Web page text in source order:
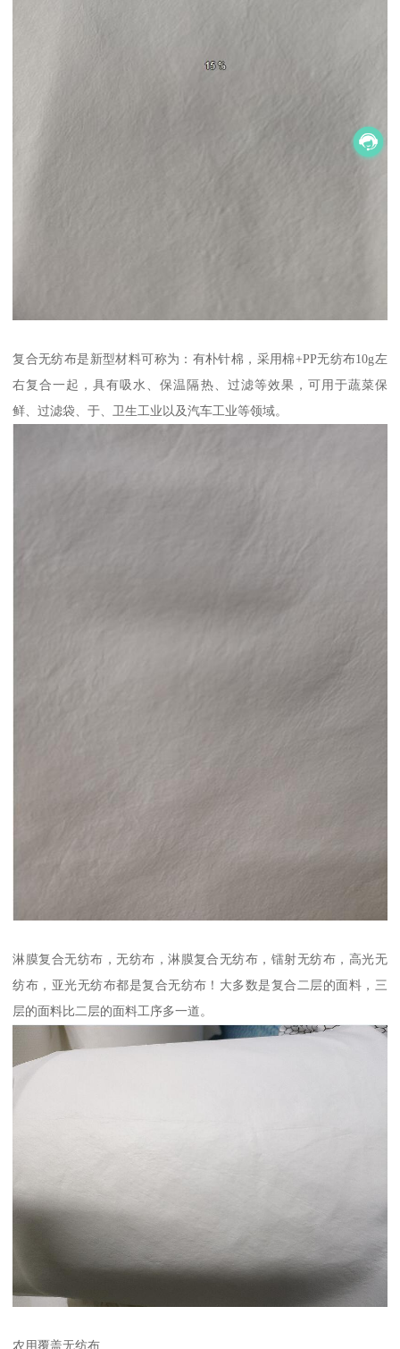
复合无纺布是新型材料可称为：有朴针棉，采用棉+PP无纺布10g左
右复合一起，具有吸水、保温隔热、过滤等效果，可用于蔬菜保
鲜、过滤袋、于、卫生工业以及汽车工业等领域。
淋膜复合无纺布，无纺布，淋膜复合无纺布，镭射无纺布，高光无
纺布，亚光无纺布都是复合无纺布！大多数是复合二层的面料，三
层的面料比二层的面料工序多一道。
农用覆盖无纺布